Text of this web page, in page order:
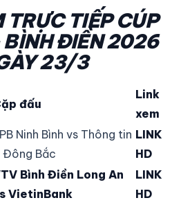
TRỰC TIẾP CÚP
BÌNH ĐIỀN 2026
23/3
đấu
Link
xem
Ninh Bình vs Thông tin
Đông Bắc
LINK
HD
Bình Điền Long An
VietinBank
LINK
HD